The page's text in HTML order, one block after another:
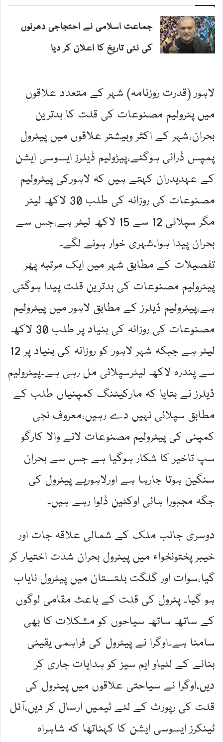
جماعت اسلامی نے احتجاجی دھرنوں
کی نئی تاریخ کا اعلان کر دیا
لاہور (قدرت روزنامہ) شہر کے متعدد علاقوں
میں پٹرولیم مصنوعات کی قلت کا بدترین
بحران،شہر کے اکثر وبیشتر علاقوں میں پیٹرول
پمپس ڈرائی ہوگئے،پیڑولیم ڈیلرز ایسوسی ایشن
کے عہدیدران کہتے ہیں کہ لاہورکی پیٹرولیم
مصنوعات کی روزانہ کی طلب 30 لاکھ لیٹر
مگر سپلائی 12 سے 15 لاکھ لیٹر ہے،جس سے
بحران پیدا ہوا،شہری خوار ہونے لگے۔
تفصیلات کے مطابق شہر میں ایک مرتبہ پھر
پیٹرولیم مصنوعات کی بدترین قلت پیدا ہوگئی
ہے،پیٹرولیم ڈیلرز کے مطابق لاہور میں پیٹرولیم
مصنوعات کی روزانہ کی بنیاد پر طلب 30 لاکھ
لیٹر ہے جبکہ شہر لاہور کو روزانہ کی بنیاد پر 12
سے پندرہ لاکھ لیٹرسپلائی مل رہی ہے۔پیٹرولیم
ڈیلرز نے بتایا کہ مارکیٹنگ کمپنیاں طلب کے
مطابق سپلائی نہیں دے رہیں،معروف نجی
کمپنی کی پیٹرولیم مصنوعات لانے والا کارگو
سپ تاخیر کا شکار ہوگیا ہے جس سے بحران
سنگین ہوتا جارہا ہے اورلاہوریے پیٹرول کی
جگہ مجبورا ہائی اوکٹین ڈلوا رہے ہیں۔
دوسری جانب ملک کے شمالی علاقہ جات اور
خیبر پختونخواء میں پیٹرول بحران شدت اختیار کر
گیا،سوات اور گلگت بلتستان میں پیٹرول نایاب
ہو گیا۔ پٹرول کی قلت کے باعث مقامی لوگوں
کے ساتھ ساتھ سیاحوں کو مشکلات کا بھی
سامنا ہے۔اوگرا نے پیٹرول کی فراہمی یقینی
بنانے کے لئیاو ایم سیز کو ہدایات جاری کر
دیں،اوگرا نے سیاحتی علاقوں میں پیٹرول کی
قلت کی رپورٹ کے لئے ٹیمیں ارسال کر دیں،آئل
ٹینکرز ایسوسی ایشن کا کہناتھا کہ شاہراہ